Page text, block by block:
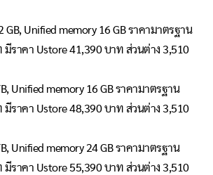
GB, Unified memory 16 GB ราคามาตรฐาน
มีราคา Ustore 41,390 บาท ส่วนต่าง 3,510
Unified memory 16 GB ราคามาตรฐาน
มีราคา Ustore 48,390 บาท ส่วนต่าง 3,510
Unified memory 24 GB ราคามาตรฐาน
มีราคา Ustore 55,390 บาท ส่วนต่าง 3,510